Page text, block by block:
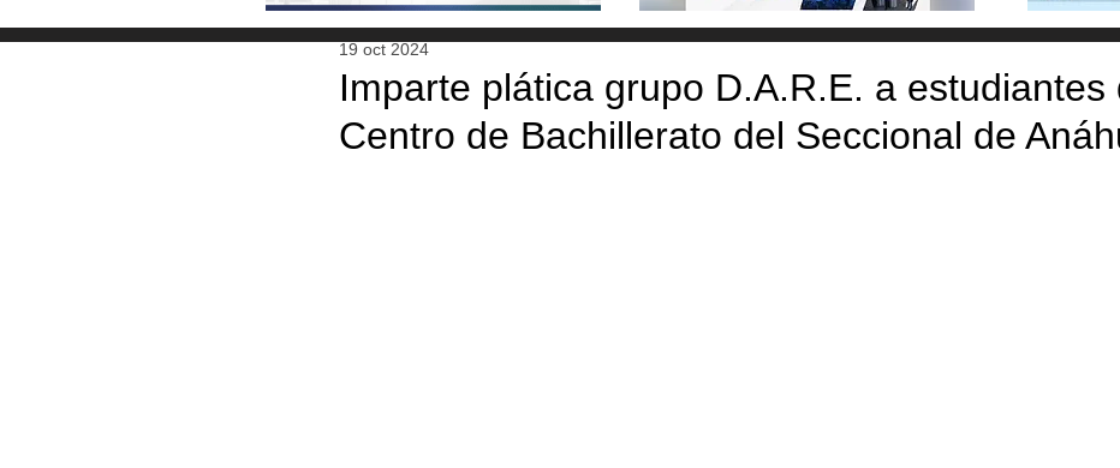
Imparte plática grupo D.A.R.E. a estudiantes
Centro de Bachillerato del Seccional de
19 oct 2024